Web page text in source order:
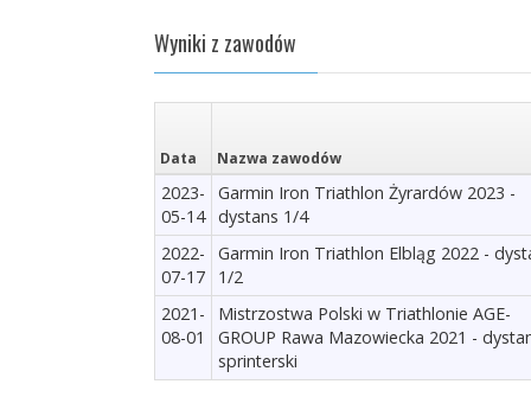
Wyniki z zawodów
Data Nazwa zawodów
2023-
05-14
Garmin Iron Triathlon Żyrardów 2023 -
dystans 1/4
2022-
07-17
Garmin Iron Triathlon Elbląg 2022 -
1/2
2021-
08-01
Mistrzostwa Polski w Triathlonie AGE-
GROUP Rawa Mazowiecka 2021 -
sprinterski